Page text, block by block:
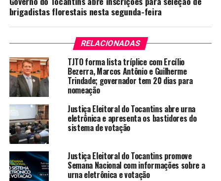
brigadistas florestais nesta segunda-feira
RELACIONADAS
TJTO forma lista tríplice com Ercílio
Bezerra, Marcos Antônio e Guilherme
Trindade; governador tem 20 dias para
nomeação
Justiça Eleitoral do Tocantins abre urna
eletrônica e apresenta os bastidores do
sistema de votação
Justiça Eleitoral do Tocantins promove
Semana Nacional com informações sobre a
urna eletrônica e votação